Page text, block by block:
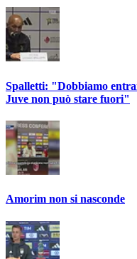
Spalletti: "Dobbiamo
Juve non può stare fuori"
Amorim non si nasconde